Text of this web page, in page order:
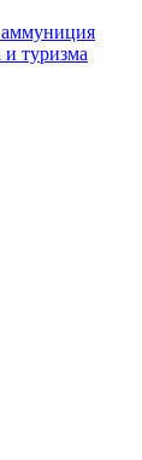
туризма